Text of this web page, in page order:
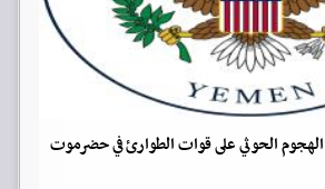
الحوثي على قوات الطوارئ في حضرموت